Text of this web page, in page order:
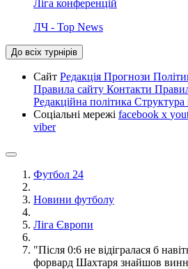
Ліга конференцій
ЛЧ - Top News
До всіх турнірів
Сайт Редакція Прогнози
Правила сайту Контакти
Редакційна політика Структура
Соціальні мережі facebook x
viber
Футбол 24
Новини футболу
Ліга Європи
"Після 0:6 не відігралася б
форвард Шахтаря знайшов